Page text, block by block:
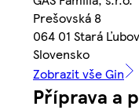
Prešovská 8
064 01 Stará
Slovensko
Zobrazit vše Gin
Příprava a